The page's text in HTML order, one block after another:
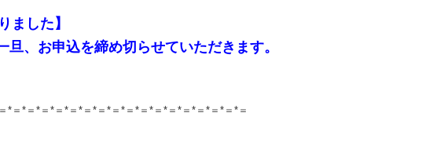
ました】
旦、お申込を締め切らせていただきます。
*＝*＝*＝*＝*＝*＝*＝*＝*＝*＝*＝*＝*＝*＝*＝*＝*＝